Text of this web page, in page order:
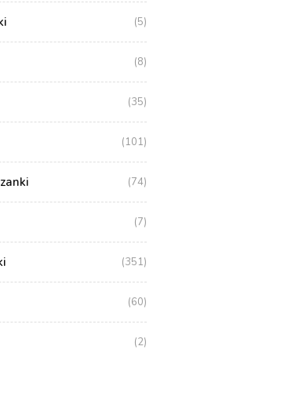
(5)
(8)
(35)
(101)
(74)
(7)
(351)
(60)
(2)